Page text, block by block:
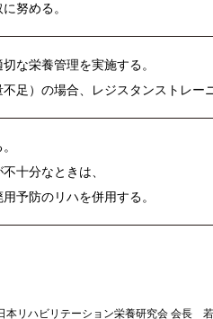
努める。
な栄養管理を実施する。
足）の場合、レジスタンストレー
十分なときは、
予防のリハを併用する。
本リハビリテーション栄養研究会 会長